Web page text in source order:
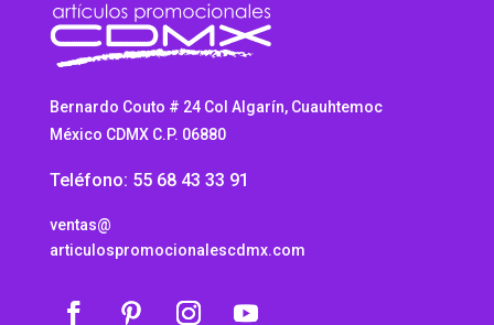
Bernardo Couto # 24 Col Algarín, Cuauhtemoc
México CDMX C.P. 06880
Teléfono: 55 68 43 33 91
ventas@
articulospromocionalescdmx.com